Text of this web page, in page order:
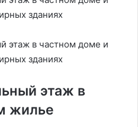
этаж в
жилье